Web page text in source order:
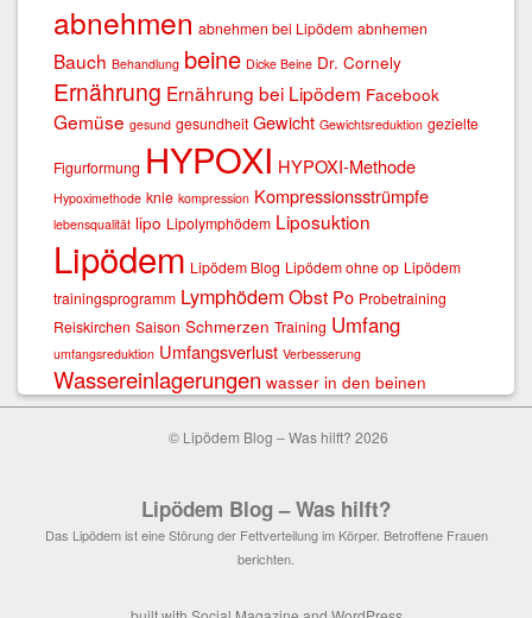
abnehmen abnehmen bei Lipödem abnhemen
Bauch Behandlung beine Dicke Beine Dr. Cornely
Ernährung Ernährung bei Lipödem Facebook
Gemüse gesund gesundheit Gewicht Gewichtsreduktion gezielte
Figurformung HYPOXI HYPOXI-Methode
Hypoximethode knie kompression Kompressionsstrümpfe
lebensqualität lipo Lipolymphödem Liposuktion
Lipödem Lipödem Blog Lipödem ohne op Lipödem
trainingsprogramm LymphödemObst Po Probetraining
Reiskirchen Saison Schmerzen Training Umfang
umfangsreduktion Umfangsverlust Verbesserung
Wassereinlagerungen wasser in den beinen
© Lipödem Blog – Was hilft? 2026
Lipödem Blog – Was hilft?
Das Lipödem ist eine Störung der Fettverteilung im Körper. Betroffene Frauen
berichten.